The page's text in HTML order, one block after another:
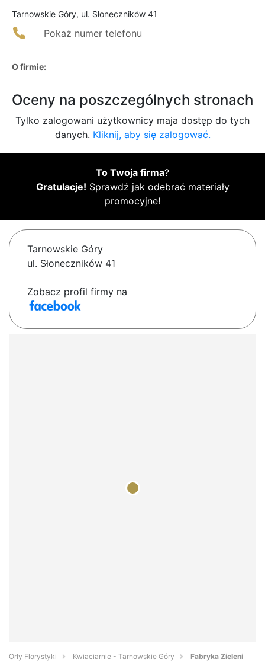
Tarnowskie Góry, ul. Słoneczników 41
Pokaż numer telefonu
O firmie:
Oceny na poszczególnych stronach
Tylko zalogowani użytkownicy maja dostęp do tych
danych. Kliknij, aby się zalogować.
To Twoja firma?
Gratulacje! Sprawdź jak odebrać materiały
promocyjne!
Tarnowskie Góry
ul. Słoneczników 41
Zobacz profil firmy na
Orły Florystyki Kwiaciarnie - Tarnowskie Góry Fabryka Zieleni